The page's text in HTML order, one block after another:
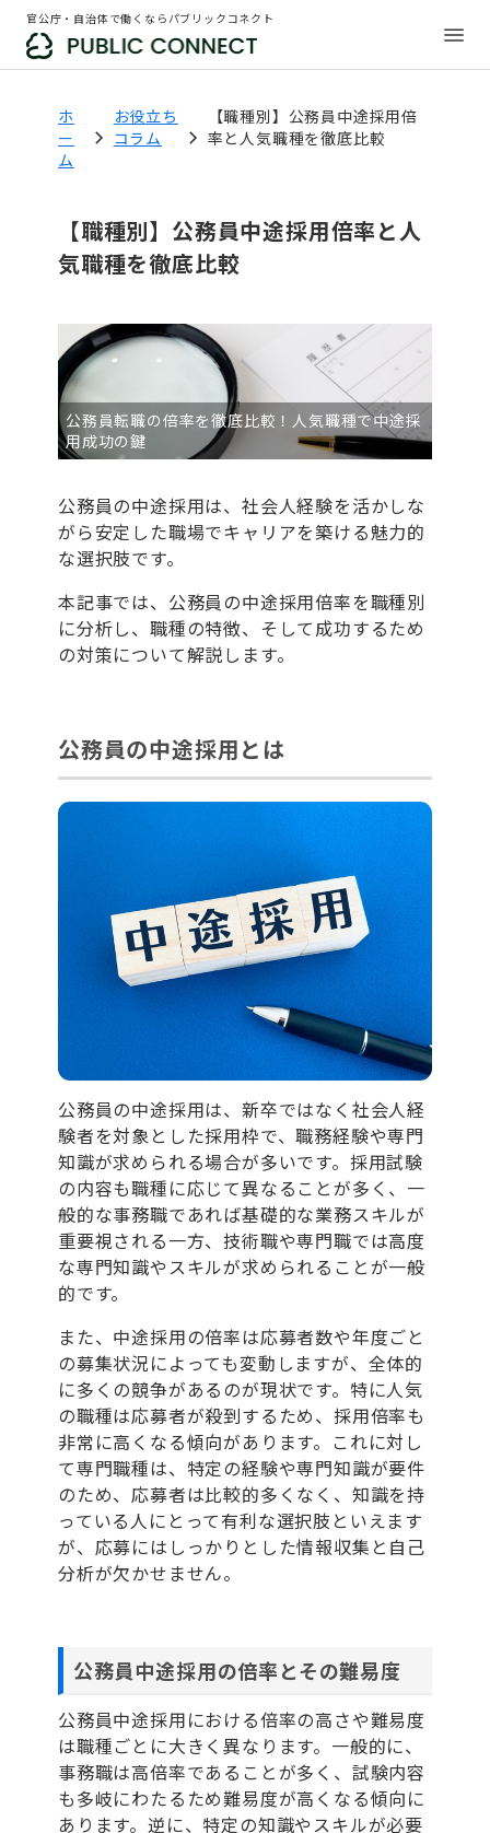
官公庁・自治体で働くならパブリックコネクト
ホ
ー
ム
お役立ち
コラム
【職種別】公務員中途採用倍
率と人気職種を徹底比較
【職種別】公務員中途採用倍率と人
気職種を徹底比較
公務員転職の倍率を徹底比較！人気職種で中途採
用成功の鍵
公務員の中途採用は、社会人経験を活かしな
がら安定した職場でキャリアを築ける魅力的
な選択肢です。
本記事では、公務員の中途採用倍率を職種別
に分析し、職種の特徴、そして成功するため
の対策について解説します。
公務員の中途採用とは
公務員の中途採用は、新卒ではなく社会人経
験者を対象とした採用枠で、職務経験や専門
知識が求められる場合が多いです。採用試験
の内容も職種に応じて異なることが多く、一
般的な事務職であれば基礎的な業務スキルが
重要視される一方、技術職や専門職では高度
な専門知識やスキルが求められることが一般
的です。
また、中途採用の倍率は応募者数や年度ごと
の募集状況によっても変動しますが、全体的
に多くの競争があるのが現状です。特に人気
の職種は応募者が殺到するため、採用倍率も
非常に高くなる傾向があります。これに対し
て専門職種は、特定の経験や専門知識が要件
のため、応募者は比較的多くなく、知識を持
っている人にとって有利な選択肢といえます
が、応募にはしっかりとした情報収集と自己
分析が欠かせません。
公務員中途採用の倍率とその難易度
公務員中途採用における倍率の高さや難易度
は職種ごとに大きく異なります。一般的に、
事務職は高倍率であることが多く、試験内容
も多岐にわたるため難易度が高くなる傾向に
あります。逆に、特定の知識やスキルが必要